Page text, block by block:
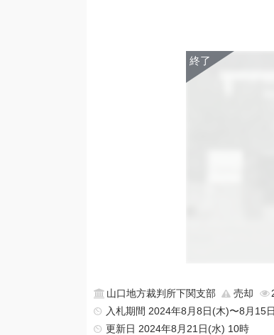
山口地方裁判所下関支部 売却
入札期間 2024年8月8日(木)〜8月15
更新日 2024年8月21日(水) 10時